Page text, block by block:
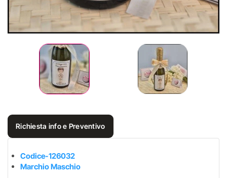
Richiesta info e Preventivo
Codice-126032
Marchio Maschio